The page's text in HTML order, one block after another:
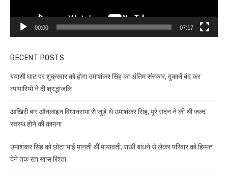
00:00 07:17
RECENT POSTS
बयासी घाट पर शुक्रवार को होगा उमाशंकर सिंह का अंतिम संस्कार, दुकानें बंद कर
व्यापारियों ने दी श्रद्धांजलि
आखिरी बार ऑनलाइन विधानसभा से जुड़े थे उमाशंकर सिंह, पूरे सदन ने की थी जल्द
स्वस्थ होने की कामना
उमाशंकर सिंह को छोटा भाई मानती थीं मायावती, राखी बांधने से लेकर परिवार को हिम्मत
देने तक रहा खास रिश्ता